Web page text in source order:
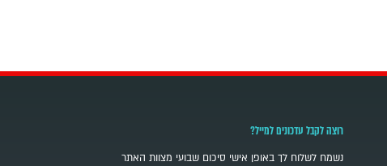
רוצה לקבל עדכונים למייל?
נשמח לשלוח לך באופן אישי סיכום שבועי מצוות האתר